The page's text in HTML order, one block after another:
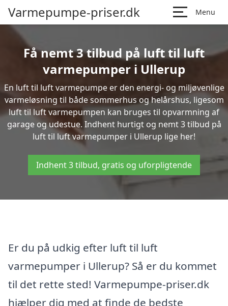
Varmepumpe-priser.dk Menu
Få nemt 3 tilbud på luft til luft
varmepumper i Ullerup
En luft til luft varmepumpe er den energi- og miljøvenlige
varmeløsning til både sommerhus og helårshus, ligesom
luft til luft varmepumpen kan bruges til opvarmning af
garage og udestue. Indhent hurtigt og nemt 3 tilbud på
luft til luft varmepumper i Ullerup lige her!
Indhent 3 tilbud, gratis og uforpligtende
Er du på udkig efter luft til luft
varmepumper i Ullerup? Så er du kommet
til det rette sted! Varmepumpe-priser.dk
hjælper dig med at finde de bedste